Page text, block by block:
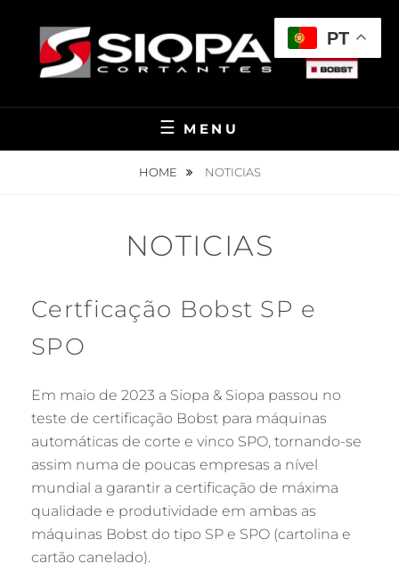
content
MENU
HOME NOTICIAS
NOTICIAS
Certficação Bobst SP e
SPO
Em maio de 2023 a Siopa & Siopa passou no
teste de certificação Bobst para máquinas
automáticas de corte e vinco SPO, tornando-se
assim numa de poucas empresas a nível
mundial a garantir a certificação de máxima
qualidade e produtividade em ambas as
máquinas Bobst do tipo SP e SPO (cartolina e
cartão canelado).
PT